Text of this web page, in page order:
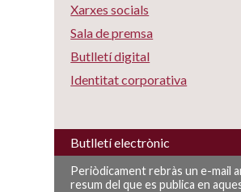
Xarxes socials
Sala de premsa
Butlletí digital
Identitat corporativa
Butlletí electrònic
Periòdicament rebràs un e-mail
resum del que es publica en